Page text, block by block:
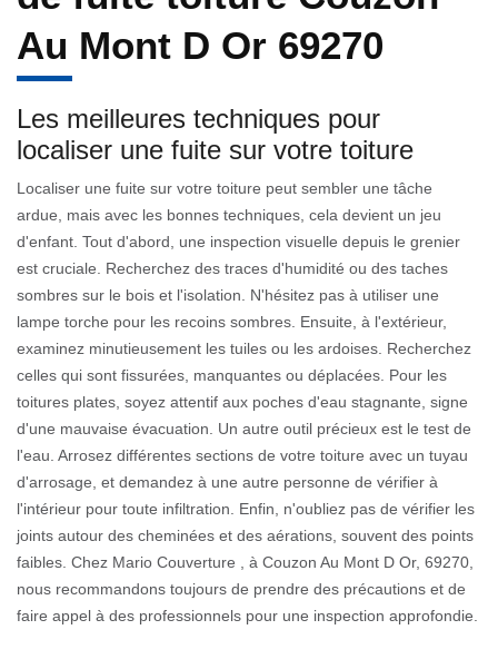
Au Mont D Or 69270
Les meilleures techniques pour
localiser une fuite sur votre toiture
Localiser une fuite sur votre toiture peut sembler une tâche
ardue, mais avec les bonnes techniques, cela devient un jeu
d'enfant. Tout d'abord, une inspection visuelle depuis le grenier
est cruciale. Recherchez des traces d'humidité ou des taches
sombres sur le bois et l'isolation. N'hésitez pas à utiliser une
lampe torche pour les recoins sombres. Ensuite, à l'extérieur,
examinez minutieusement les tuiles ou les ardoises. Recherchez
celles qui sont fissurées, manquantes ou déplacées. Pour les
toitures plates, soyez attentif aux poches d'eau stagnante, signe
d'une mauvaise évacuation. Un autre outil précieux est le test de
l'eau. Arrosez différentes sections de votre toiture avec un tuyau
d'arrosage, et demandez à une autre personne de vérifier à
l'intérieur pour toute infiltration. Enfin, n'oubliez pas de vérifier les
joints autour des cheminées et des aérations, souvent des points
faibles. Chez Mario Couverture , à Couzon Au Mont D Or, 69270,
nous recommandons toujours de prendre des précautions et de
faire appel à des professionnels pour une inspection approfondie.